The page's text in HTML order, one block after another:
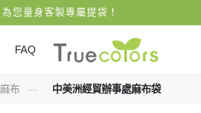
為您量身客製專屬提袋！
FAQ
麻布 — 中美洲經貿辦事處麻布袋